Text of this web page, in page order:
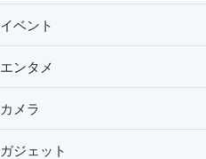
イベント
エンタメ
カメラ
ガジェット